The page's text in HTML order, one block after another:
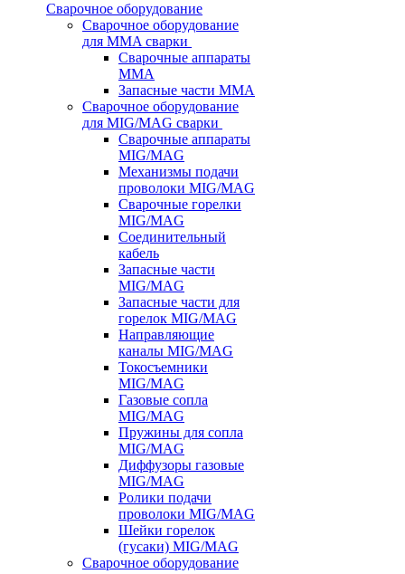
Сварочное оборудование
Сварочное оборудование
для MMA сварки
Сварочные аппараты
MMA
Запасные части MMA
Сварочное оборудование
для MIG/MAG сварки
Сварочные аппараты
MIG/MAG
Механизмы подачи
проволоки MIG/MAG
Сварочные горелки
MIG/MAG
Соединительный
кабель
Запасные части
MIG/MAG
Запасные части для
горелок MIG/MAG
Направляющие
каналы MIG/MAG
Токосъемники
MIG/MAG
Газовые сопла
MIG/MAG
Пружины для сопла
MIG/MAG
Диффузоры газовые
MIG/MAG
Ролики подачи
проволоки MIG/MAG
Шейки горелок
(гусаки) MIG/MAG
Сварочное оборудование